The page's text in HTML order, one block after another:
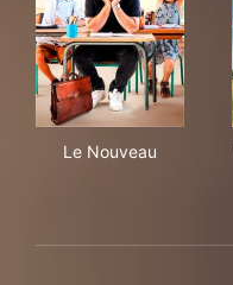
Le Nouveau